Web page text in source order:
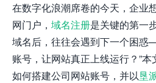
在数字化浪潮席卷的今天，企业
网门户， 域名注册是关键的第一
域名后，往往会遇到下一个困
账号，让网站真正上线运行？”本
如何搭建公司网站账号，并以垦